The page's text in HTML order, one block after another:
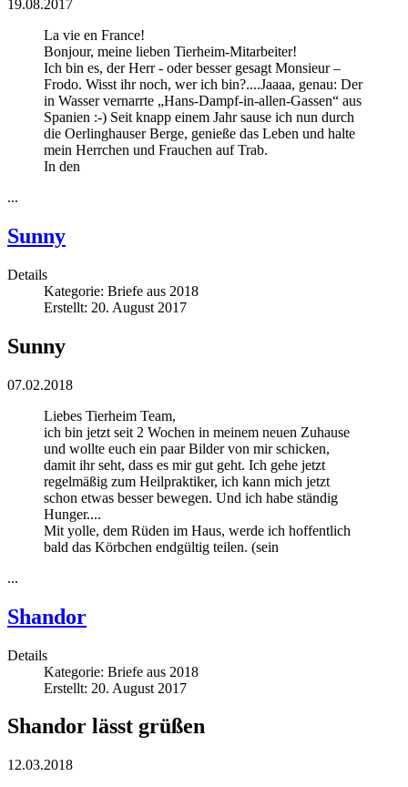
19.08.2017
La vie en France!
Bonjour, meine lieben Tierheim-Mitarbeiter!
Ich bin es, der Herr - oder besser gesagt Monsieur –
Frodo. Wisst ihr noch, wer ich bin?....Jaaaa, genau: Der
in Wasser vernarrte „Hans-Dampf-in-allen-Gassen“ aus
Spanien :-) Seit knapp einem Jahr sause ich nun durch
die Oerlinghauser Berge, genieße das Leben und halte
mein Herrchen und Frauchen auf Trab.
In den
...
Sunny
Details
Kategorie: Briefe aus 2018
Erstellt: 20. August 2017
Sunny
07.02.2018
Liebes Tierheim Team,
ich bin jetzt seit 2 Wochen in meinem neuen Zuhause
und wollte euch ein paar Bilder von mir schicken,
damit ihr seht, dass es mir gut geht. Ich gehe jetzt
regelmäßig zum Heilpraktiker, ich kann mich jetzt
schon etwas besser bewegen. Und ich habe ständig
Hunger....
Mit yolle, dem Rüden im Haus, werde ich hoffentlich
bald das Körbchen endgültig teilen. (sein
...
Shandor
Details
Kategorie: Briefe aus 2018
Erstellt: 20. August 2017
Shandor lässt grüßen
12.03.2018